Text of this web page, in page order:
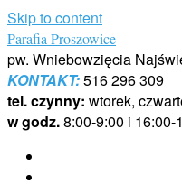
Skip to content
Parafia Proszowice
pw. Wniebowzięcia
KONTAKT:516 296 309
tel. czynny: wtorek,
w godz.8:00-9:00 i 16:00-